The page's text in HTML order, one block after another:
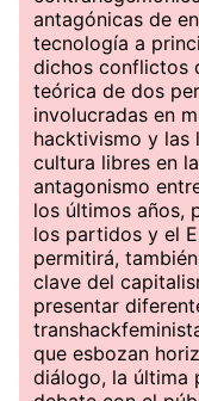
antagónicas de
tecnología a
dichos conflictos
teórica de dos
involucradas en
hacktivismo y las
cultura libres en
antagonismo
los últimos años,
los partidos y el
permitirá,
clave del
presentar
que esbozan
diálogo, la última